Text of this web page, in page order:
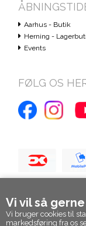
Vi vil så
Vi bruger cookies til
markedsføring fra os
Aarhus - Butik
Herning -
Events
FØLG OS